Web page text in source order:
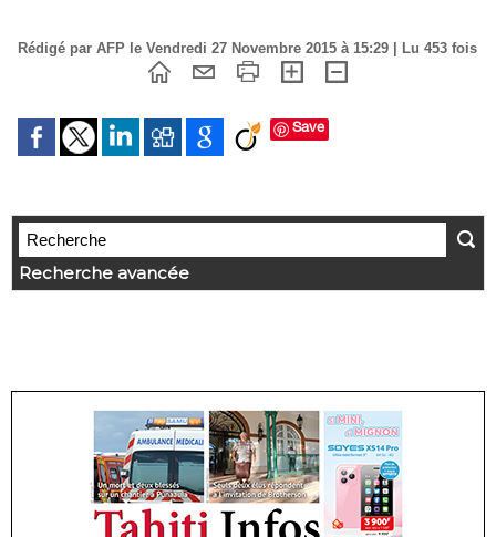
Rédigé par AFP le Vendredi 27 Novembre 2015 à 15:29 | Lu 453 fois
Save
Recherche avancée